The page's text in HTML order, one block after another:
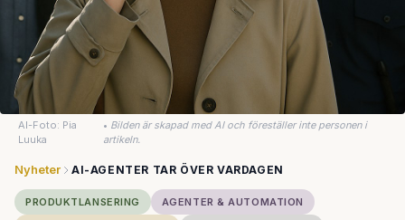
AI-Foto: Pia
Luuka
• Bilden är skapad med AI och föreställer inte personen i
artikeln.
Nyheter AI-AGENTER TAR ÖVER VARDAGEN
PRODUKTLANSERING
AGENTER & AUTOMATION